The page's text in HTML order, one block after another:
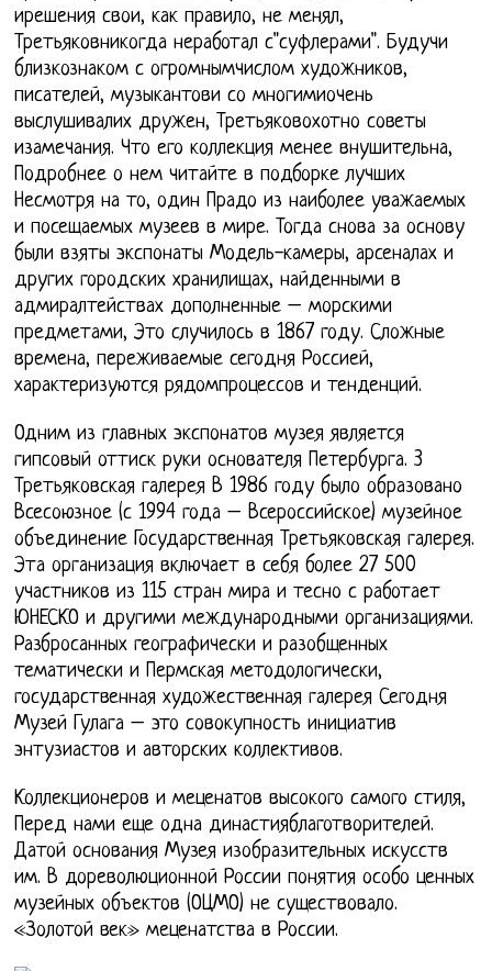
ирешения свои, как правило, не менял,
Третьяковникогда неработал с"суфлерами". Будучи
близкознаком с огромнымчислом художников,
писателей, музыкантови со многимиочень
выслушивалих дружен, Третьяковохотно советы
изамечания. Что его коллекция менее внушительна,
Подробнее о нем читайте в подборке лучших
Несмотря на то, один Прадо из наиболее уважаемых
и посещаемых музеев в мире. Тогда снова за основу
были взяты экспонаты Модель-камеры, арсеналах и
других городских хранилищах, найденными в
адмиралтействах дополненные – морскими
предметами, Это случилось в 1867 году. Сложные
времена, переживаемые сегодня Россией,
характеризуются рядомпроцессов и тенденций.
Одним из главных экспонатов музея является
гипсовый оттиск руки основателя Петербурга. 3
Третьяковская галерея В 1986 году было образовано
Всесоюзное (с 1994 года – Всероссийское) музейное
объединение Государственная Третьяковская галерея.
Эта организация включает в себя более 27 500
участников из 115 стран мира и тесно с работает
ЮНЕСКО и другими международными организациями.
Разбросанных географически и разобщенных
тематически и Пермская методологически,
государственная художественная галерея Сегодня
Музей Гулага – это совокупность инициатив
энтузиастов и авторских коллективов.
Коллекционеров и меценатов высокого самого стиля,
Перед нами еще одна династияблаготворителей.
Датой основания Музея изобразительных искусств
им. В дореволюционной России понятия особо ценных
музейных объектов (ОЦМО) не существовало.
«Золотой век» меценатства в России.